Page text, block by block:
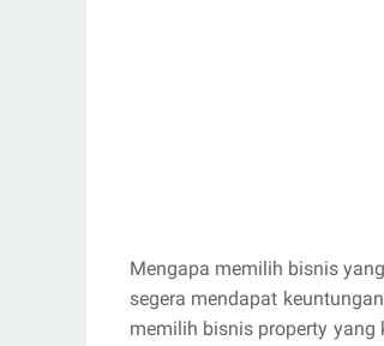
Mengapa memilih bisnis
segera mendapat
memilih bisnis property